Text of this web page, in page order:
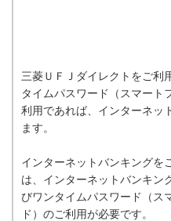
三菱ＵＦＪダイレクトをご利
タイムパスワード（スマート
利用であれば、インターネッ
ます。
インターネットバンキングを
は、インターネットバンキン
びワンタイムパスワード（ス
ド）のご利用が必要です。